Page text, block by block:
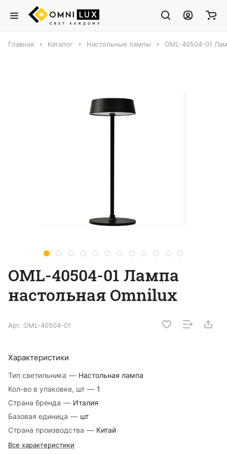
Главная Каталог Настольные лампы OML-40504-01
OML-40504-01 Лампа
настольная Omnilux
Арт. OML-40504-01
Характеристики
Тип светильника — Настольная лампа
Кол-во в упаковке, шт — 1
Страна бренда — Италия
Базовая единица — шт
Страна производства — Китай
Все характеристики